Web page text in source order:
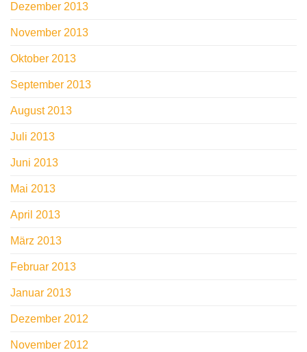
Dezember 2013
November 2013
Oktober 2013
September 2013
August 2013
Juli 2013
Juni 2013
Mai 2013
April 2013
März 2013
Februar 2013
Januar 2013
Dezember 2012
November 2012